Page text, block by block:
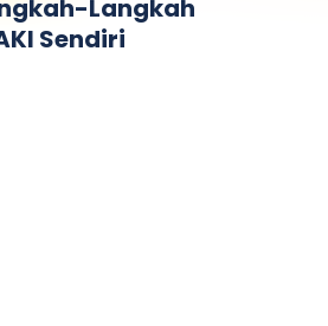
Langkah
Sendiri